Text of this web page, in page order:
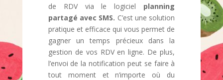
de RDV via le logiciel planning
partagé avec SMS. C’est une solution
pratique et efficace qui vous permet de
gagner un temps précieux dans la
gestion de vos RDV en ligne. De plus,
l’envoi de la notification peut se faire à
tout moment et n’importe où du